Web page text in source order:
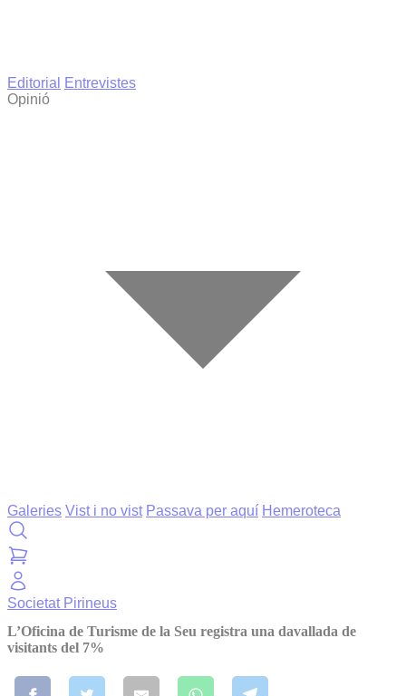
Editorial
Entrevistes
Opinió
Galeries Vist i no vist Passava per aquí Hemeroteca
Societat Pirineus
L’Oficina de Turisme de la Seu registra una davallada de
visitants del 7%